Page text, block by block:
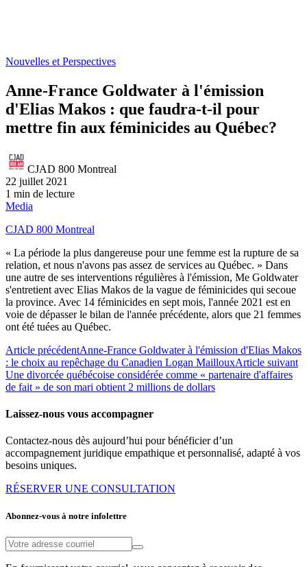
Nouvelles et Perspectives
Anne-France Goldwater à l'émission
d'Elias Makos : que faudra-t-il pour
mettre fin aux féminicides au Québec?
CJAD 800 Montreal
22 juillet 2021
1 min de lecture
Media
CJAD 800 Montreal
« La période la plus dangereuse pour une femme est la rupture de sa
relation, et nous n'avons pas assez de services au Québec. » Dans
une autre de ses interventions régulières à l'émission, Me Goldwater
s'entretient avec Elias Makos de la vague de féminicides qui secoue
la province. Avec 14 féminicides en sept mois, l'année 2021 est en
voie de dépasser le bilan de l'année précédente, alors que 21 femmes
ont été tuées au Québec.
Article précédentAnne-France Goldwater à l'émission d'Elias Makos
: le choix au repêchage du Canadien Logan MaillouxArticle suivant
Une divorcée québécoise considérée comme « partenaire d'affaires
de fait » de son mari obtient 2 millions de dollars
Laissez-nous vous accompagner
Contactez-nous dès aujourd’hui pour bénéficier d’un
accompagnement juridique empathique et personnalisé, adapté à vos
besoins uniques.
RÉSERVER UNE CONSULTATION
Abonnez-vous à notre infolettre